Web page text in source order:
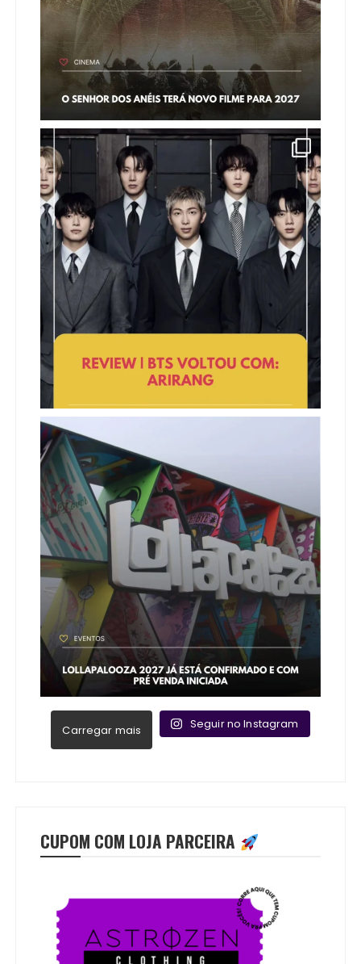
Carregar mais Seguir no Instagram
CUPOM COM LOJA PARCEIRA